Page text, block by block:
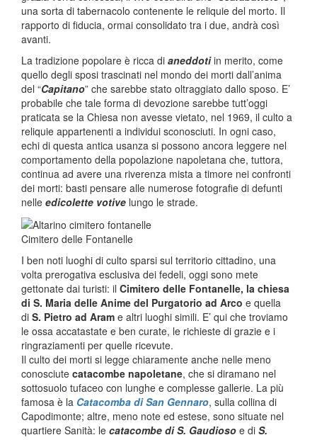
una sorta di tabernacolo contenente le reliquie del morto. Il
rapporto di fiducia, ormai consolidato tra i due, andrà così
avanti.
La tradizione popolare è ricca di aneddoti in merito, come
quello degli sposi trascinati nel mondo dei morti dall’anima
del “Capitano” che sarebbe stato oltraggiato dallo sposo. E’
probabile che tale forma di devozione sarebbe tutt’oggi
praticata se la Chiesa non avesse vietato, nel 1969, il culto a
reliquie appartenenti a individui sconosciuti. In ogni caso,
echi di questa antica usanza si possono ancora leggere nel
comportamento della popolazione napoletana che, tuttora,
continua ad avere una riverenza mista a timore nei confronti
dei morti: basti pensare alle numerose fotografie di defunti
nelle edicolette votive lungo le strade.
Cimitero delle Fontanelle
I ben noti luoghi di culto sparsi sul territorio cittadino, una
volta prerogativa esclusiva dei fedeli, oggi sono mete
gettonate dai turisti: il Cimitero delle Fontanelle, la chiesa
di S. Maria delle Anime del Purgatorio ad Arco e quella
di S. Pietro ad Aram e altri luoghi simili. E’ qui che troviamo
le ossa accatastate e ben curate, le richieste di grazie e i
ringraziamenti per quelle ricevute.
Il culto dei morti si legge chiaramente anche nelle meno
conosciute catacombe napoletane, che si diramano nel
sottosuolo tufaceo con lunghe e complesse gallerie. La più
famosa è la Catacomba di San Gennaro, sulla collina di
Capodimonte; altre, meno note ed estese, sono situate nel
quartiere Sanità: le catacombe di S. Gaudioso e di S.